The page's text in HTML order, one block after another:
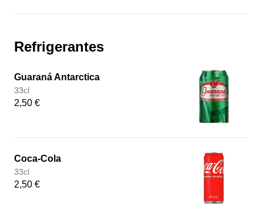
Refrigerantes
Guaraná Antarctica
33cl
2,50 €
Coca-Cola
33cl
2,50 €